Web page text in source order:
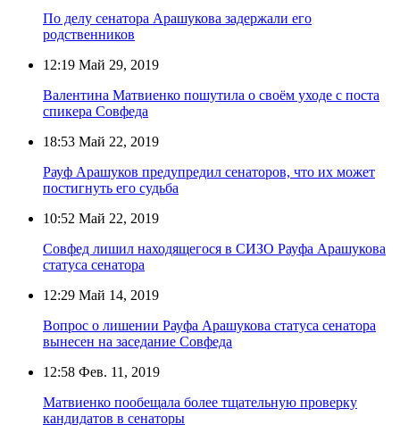
По делу сенатора Арашукова задержали его
родственников
12:19 Май 29, 2019
Валентина Матвиенко пошутила о своём уходе с поста
спикера Совфеда
18:53 Май 22, 2019
Рауф Арашуков предупредил сенаторов, что их может
постигнуть его судьба
10:52 Май 22, 2019
Совфед лишил находящегося в СИЗО Рауфа Арашукова
статуса сенатора
12:29 Май 14, 2019
Вопрос о лишении Рауфа Арашукова статуса сенатора
вынесен на заседание Совфеда
12:58 Фев. 11, 2019
Матвиенко пообещала более тщательную проверку
кандидатов в сенаторы